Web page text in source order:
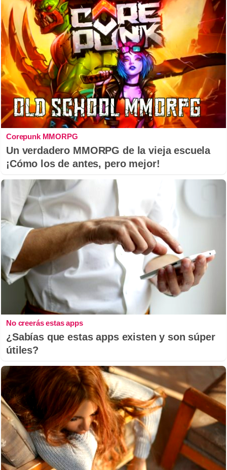
Corepunk MMORPG
Un verdadero MMORPG de la vieja escuela
¡Cómo los de antes, pero mejor!
No creerás estas apps
¿Sabías que estas apps existen y son súper
útiles?